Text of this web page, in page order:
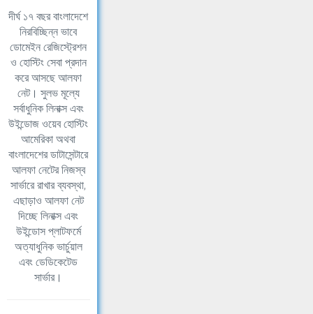
দীর্ঘ ১৭ বছর বাংলাদেশে
নিরবিচ্ছিন্ন ভাবে
ডোমেইন রেজিস্ট্রেশন
ও হোস্টিং সেবা প্রদান
করে আসছে আলফা
নেট। সুলভ মূল্যে
সর্বাধুনিক লিনাক্স এবং
উইন্ডোজ ওয়েব হোস্টিং
আমেরিকা অথবা
বাংলাদেশের ডাটাসেন্টারে
আলফা নেটের নিজস্ব
সার্ভারে রাখার ব্যবস্থা,
এছাড়াও আলফা নেট
দিচ্ছে লিনাক্স এবং
উইন্ডোস প্লাটফর্মে
অত্যাধুনিক ভার্চুয়াল
এবং ডেডিকেটেড
সার্ভার।